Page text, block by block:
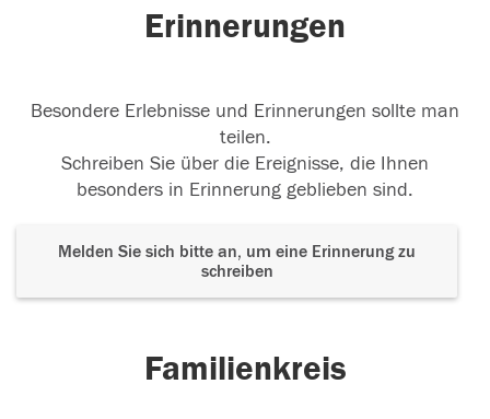
Erinnerungen
Besondere Erlebnisse und Erinnerungen sollte man
teilen.
Schreiben Sie über die Ereignisse, die Ihnen
besonders in Erinnerung geblieben sind.
Melden Sie sich bitte an, um eine Erinnerung zu
schreiben
Familienkreis